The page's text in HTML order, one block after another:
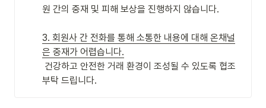
원 간의 중재 및 피해 보상을 진행하지 않습니다.
3. 회원사 간 전화를 통해 소통한 내용에 대해 온채널
은 중재가 어렵습니다.
부탁 드립니다.